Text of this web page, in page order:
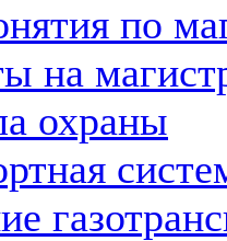
по
на
охраны